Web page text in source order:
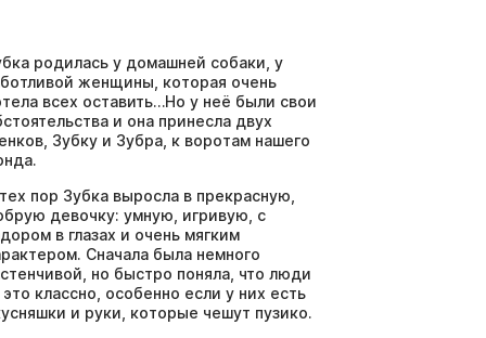
родилась у домашней собаки, у
женщины, которая очень
всех оставить…Но у неё были свои
и она принесла двух
Зубку и Зубра, к воротам нашего
пор Зубка выросла в прекрасную,
девочку: умную, игривую, с
в глазах и очень мягким
Сначала была немного
но быстро поняла, что люди
классно, особенно если у них есть
и руки, которые чешут пузико.